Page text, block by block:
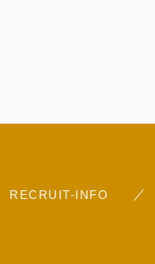
アクセス
お問い合わせ
RECRUIT-INFO